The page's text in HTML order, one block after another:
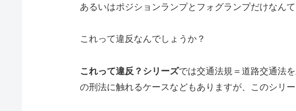
あるいはポジションランプとフォグランプだけなんて
これって違反なんでしょうか？
これって違反？シリーズでは交通法規＝道路交通法
の刑法に触れるケースなどもありますが、このシリ